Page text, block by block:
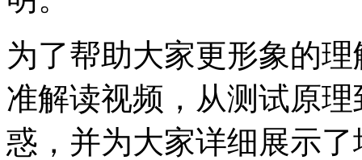
为了帮助大家更形象的
准解读视频，从测试原
惑，并为大家详细展示